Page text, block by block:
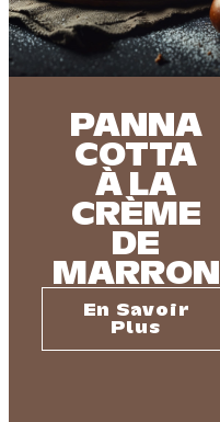
PANNA
COTTA
À LA
CRÈME
DE
MARRON
En Savoir
Plus